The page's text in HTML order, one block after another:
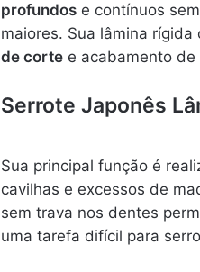
profundos e contínuos
maiores. Sua lâmina
de corte e acabamento
Serrote Japonês
Sua principal função é
cavilhas e excessos de
sem trava nos dentes
uma tarefa difícil para